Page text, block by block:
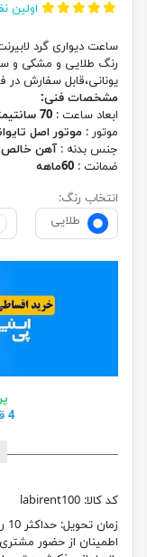
اولین
ساعت دیواری گرد
رنگ طلایی و مشکی و
یونانی،قابل سفارش در
مشخصات فنی:
ابعاد ساعت : 70 سانتیمتر
موتور : موتور اصل
جنس بدنه :آهن خالص
ضمانت : 60ماهه
انتخاب رنگ:
طلایی
4 قسط ماهیانه بدون کارمزد
کد کالا: labirent100
زمان تحویل:
اطمینان از حضور